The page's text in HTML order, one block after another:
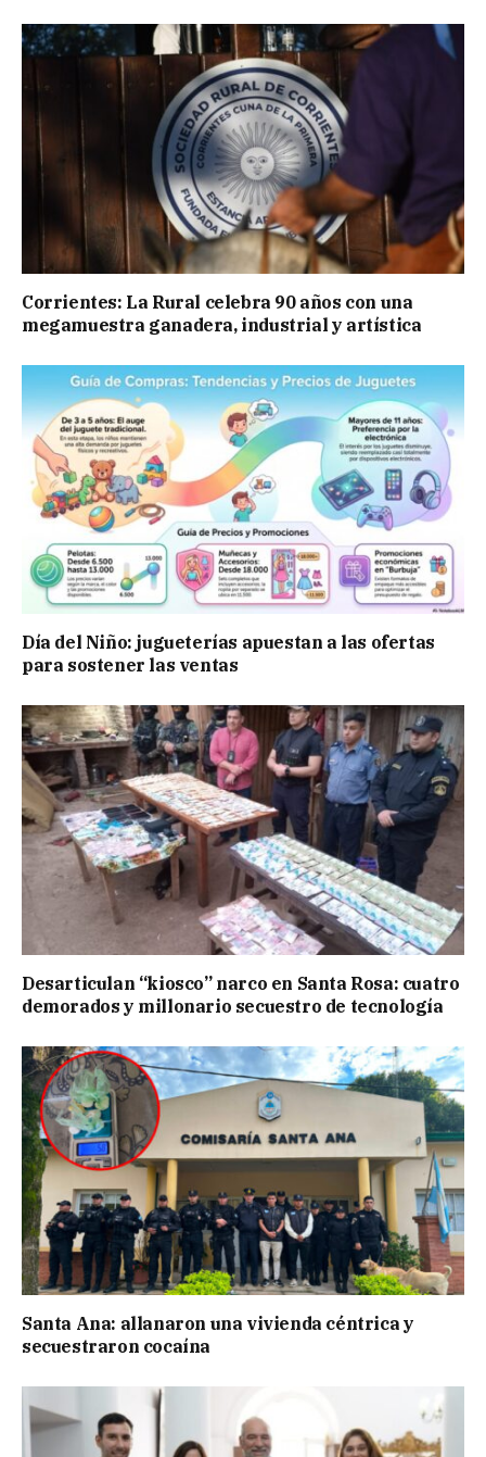
Corrientes: La Rural celebra 90 años con una
megamuestra ganadera, industrial y artística
Día del Niño: jugueterías apuestan a las ofertas
para sostener las ventas
Desarticulan “kiosco” narco en Santa Rosa: cuatro
demorados y millonario secuestro de tecnología
Santa Ana: allanaron una vivienda céntrica y
secuestraron cocaína